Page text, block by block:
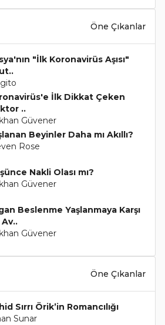
Öne Çıkanlar
"İlk Koronavirüs Aşısı"
İlk Dikkat Çeken
..
Güvener
Beyinler Daha mı Akıllı?
Rose
Nakli Olası mı?
Güvener
Beslenme Yaşlanmaya Karşı
Güvener
Öne Çıkanlar
Sırrı Örik’in Romancılığı
Sunar